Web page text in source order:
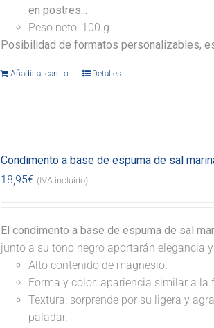
en postres...
Peso neto: 100 g
Posibilidad de formatos personalizables,
Añadir al carrito Detalles
Condimento a base de espuma de sal
18,95€ (IVA incluido)
El condimento a base de espuma de sal
junto a su tono negro aportarán elegancia
Alto contenido de magnesio.
Forma y color: apariencia similar a la
Textura: sorprende por su ligera y
paladar.